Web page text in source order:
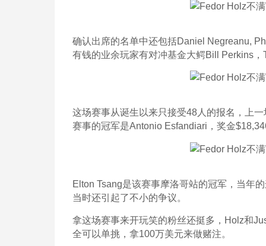
确认出席的名单中还包括Daniel Negreanu,
有钱的业余玩家有对冲基金大鳄Bill Perkins
这场赛事从诞生以来只接受48人的报名，上
赛事的冠军是Antonio Esfandiari，奖金
Elton Tsang是该赛事摩洛哥站的冠军，当年
当时还引起了不小的争议。
拿这场赛事来开玩笑的粉丝还挺多，Holz和
全可以单挑，拿100万美元来做赌注。